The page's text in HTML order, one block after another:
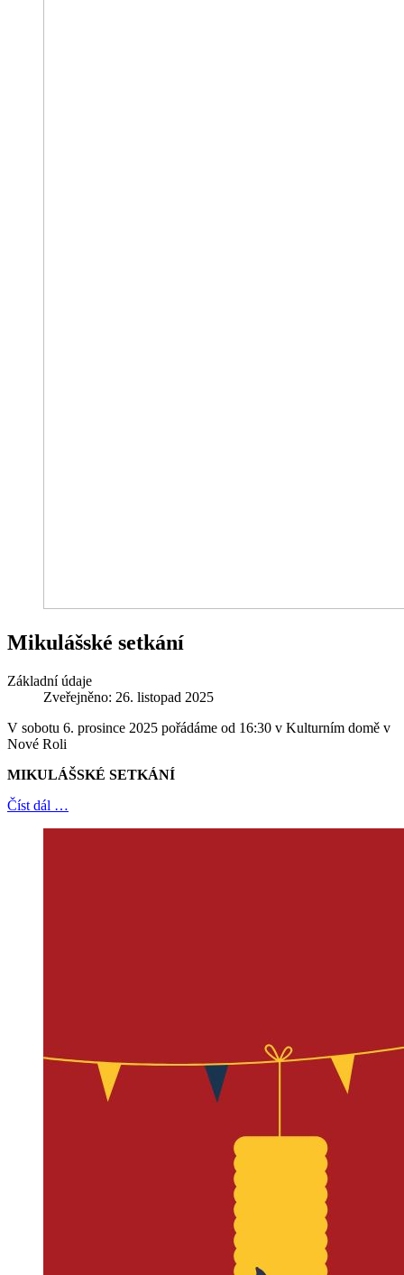
Mikulášské setkání
Základní údaje
Zveřejněno: 26. listopad 2025
V sobotu 6. prosince 2025 pořádáme od 16:30 v Kulturním domě v
Nové Roli
MIKULÁŠSKÉ SETKÁNÍ
Číst dál …